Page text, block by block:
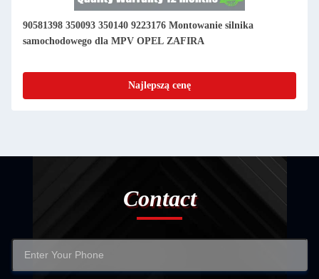
90581398 350093 350140 9223176 Montowanie silnika
samochodowego dla MPV OPEL ZAFIRA
Najlepszą cenę
Contact